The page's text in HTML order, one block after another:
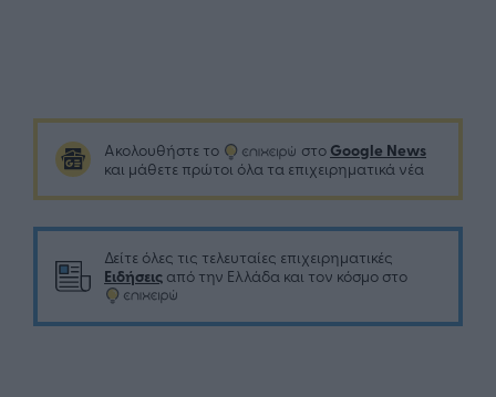
Ακολουθήστε το στο Google News
και μάθετε πρώτοι όλα τα επιχειρηματικά νέα
Δείτε όλες τις τελευταίες επιχειρηματικές
Ειδήσεις από την Ελλάδα και τον κόσμο στο